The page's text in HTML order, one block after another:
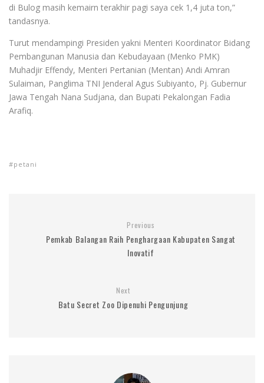
di Bulog masih kemairn terakhir pagi saya cek 1,4 juta ton,”
tandasnya.
Turut mendampingi Presiden yakni Menteri Koordinator Bidang
Pembangunan Manusia dan Kebudayaan (Menko PMK)
Muhadjir Effendy, Menteri Pertanian (Mentan) Andi Amran
Sulaiman, Panglima TNI Jenderal Agus Subiyanto, Pj. Gubernur
Jawa Tengah Nana Sudjana, dan Bupati Pekalongan Fadia
Arafiq.
petani
Previous
Pemkab Balangan Raih Penghargaan Kabupaten Sangat
Inovatif
Next
Batu Secret Zoo Dipenuhi Pengunjung